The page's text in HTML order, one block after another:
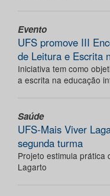
Evento
UFS promove III
de Leitura e Escrita
Iniciativa tem como
a escrita na educação
Saúde
UFS-Mais Viver
segunda turma
Projeto estimula
Lagarto